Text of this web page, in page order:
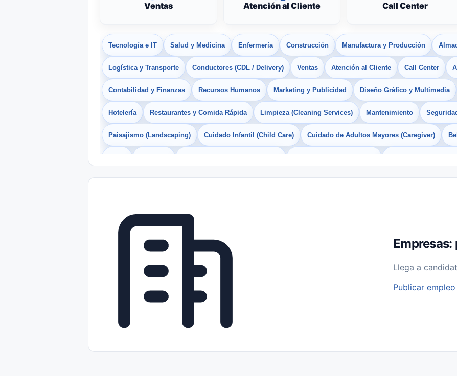
Ventas Atención al Cliente Call Center
Tecnología e IT Salud y Medicina Enfermería Construcción Manufactura y Producción
Logística y Transporte Conductores (CDL / Delivery) Ventas Atención al Cliente Call Center
Contabilidad y Finanzas Recursos Humanos Marketing y Publicidad Diseño Gráfico y Multimedia
Hotelería Restaurantes y Comida Rápida Limpieza (Cleaning Services) Mantenimiento
Paisajismo (Landscaping) Cuidado Infantil (Child Care) Cuidado de Adultos Mayores (Caregiver)
Freelance Prácticas (Internships) Empleos para Estudiantes Empleos Bilingües (English/Spanish)
Telecomunicaciones
Llega a
Publicar empleo